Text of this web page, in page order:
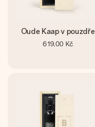
Oude Kaap v pouzdře
619,00 Kč